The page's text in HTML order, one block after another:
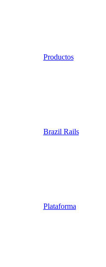
Productos
Brazil Rails
Plataforma